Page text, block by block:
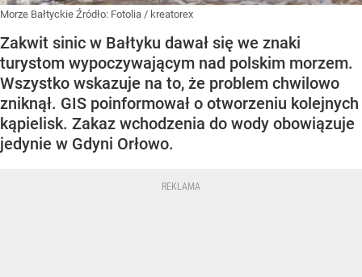
Morze Bałtyckie Źródło: Fotolia / kreatorex
Zakwit sinic w Bałtyku dawał się we znaki
turystom wypoczywającym nad polskim morzem.
Wszystko wskazuje na to, że problem chwilowo
zniknął. GIS poinformował o otworzeniu kolejnych
kąpielisk. Zakaz wchodzenia do wody obowiązuje
jedynie w Gdyni Orłowo.